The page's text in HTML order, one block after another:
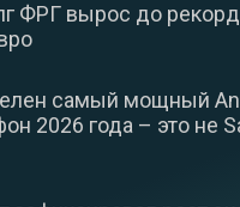
ФРГ вырос до
самый мощный
2026 года – это не